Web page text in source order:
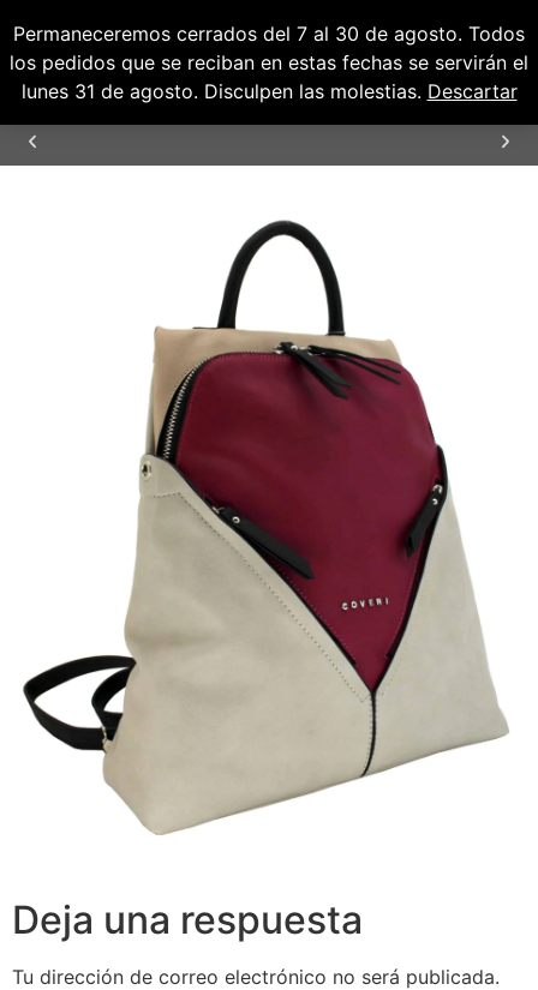
Permaneceremos cerrados del 7 al 30 de agosto. Todos
los pedidos que se reciban en estas fechas se servirán el
lunes 31 de agosto. Disculpen las molestias. Descartar
0,00€
0
Deja una respuesta
Tu dirección de correo electrónico no será publicada.